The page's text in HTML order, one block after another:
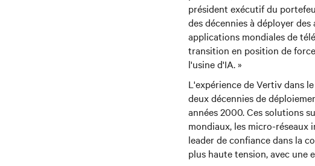
président exécutif du
des décennies à déployer
applications mondiales de
transition en position de
l'usine d'IA. »
L'expérience de Vertiv dans
deux décennies de
années 2000. Ces solutions
mondiaux, les micro-
leader de confiance dans la
plus haute tension, avec une